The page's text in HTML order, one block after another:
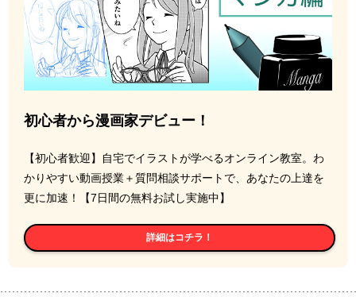
初心者から漫画家デビュー！
【初心者歓迎】自宅でイラストが学べるオンライン教室。わ
かりやすい動画授業＋質問相談サポートで、あなたの上達を
更に加速！【7日間の無料お試し実施中】
詳細はコチラ！